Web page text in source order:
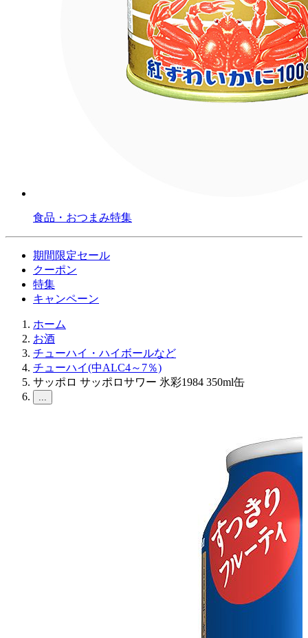
食品・おつまみ特集
期間限定セール
クーポン
特集
キャンペーン
ホーム
お酒
チューハイ・ハイボールなど
チューハイ(中ALC4～7％)
サッポロ サッポロサワー 氷彩1984 350ml缶
...